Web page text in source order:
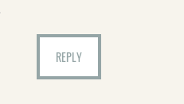
REPLY